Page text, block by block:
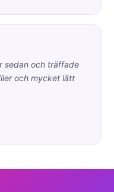
sedan och träffade
och mycket lätt